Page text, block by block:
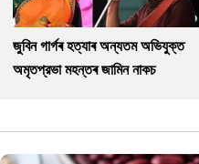
জুবিন গাৰ্গৰ হত্যাৰ অন্যতম অভিযুক্ত
অমৃতপ্রভা মহন্তৰ জামিন নাকচ